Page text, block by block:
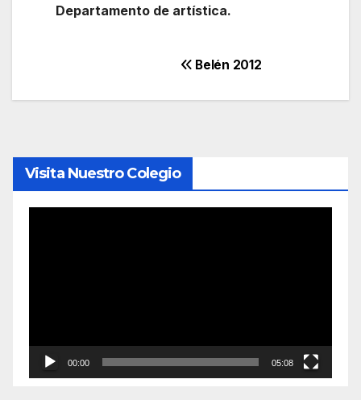
Departamento de artística.
de
Belén 2012
Visita Nuestro Colegio
00:00 05:08